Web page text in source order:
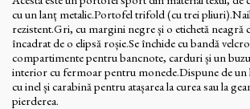
cu un lanț metalic.Portofel trifold (cu trei
rezistent.Gri, cu margini negre și o etichetă neagră
încadrat de o elipsă roșie.Se închide cu bandă
compartimente pentru bancnote, carduri și un
interior cu fermoar pentru monede.Dispune de un
cu inel și carabină pentru atașarea la curea sau la
pierderea.